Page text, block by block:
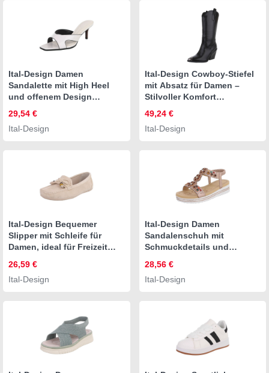
Ital-Design Damen
Sandalette mit High Heel
und offenem Design
Pfennig-/Stilettoabsatz
Sandalen & Sandaletten in
29,54 €
Ital-Design
Ital-Design Cowboy-Stiefel
mit Absatz für Damen –
Stilvoller Komfort
Blockabsatz Stiefel in
Schwarz
49,24 €
Ital-Design
Ital-Design Bequemer
Slipper mit Schleife für
Damen, ideal für Freizeit
Mokassins in Beige
26,59 €
Ital-Design
Ital-Design Damen
Sandalenschuh mit
Schmuckdetails und
(91895663)
Keilabsatz/Wedge
28,56 €
Ital-Design